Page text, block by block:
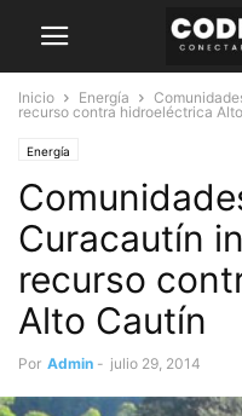
Inicio Energía
recurso contra hidroeléctrica
Energía
Curacautín
recurso
Alto Cautín
Por Admin - julio 29, 2014